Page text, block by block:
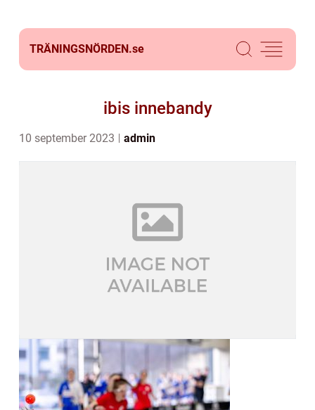
TRÄNINGSNÖRDEN.se
ibis innebandy
10 september 2023 admin